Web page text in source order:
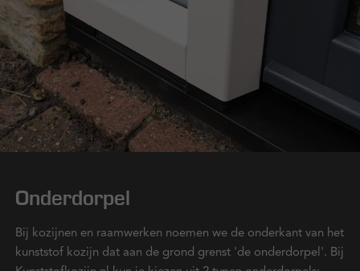
Onderdorpel
Bij kozijnen en raamwerken noemen we de onderkant van het
kunststof kozijn dat aan de grond grenst 'de onderdorpel'. Bij